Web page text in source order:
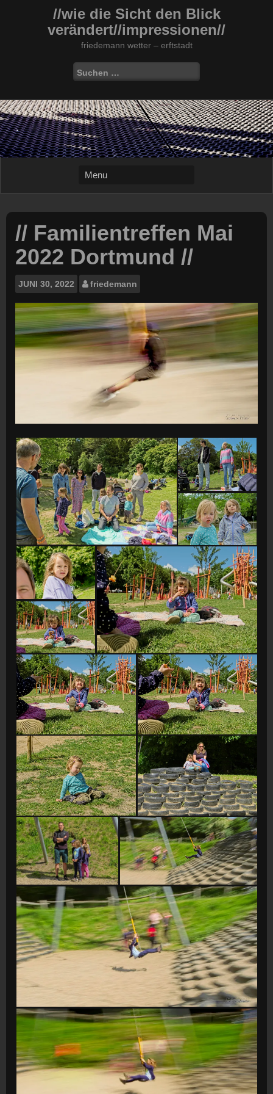
//wie die Sicht den Blick
verändert//impressionen//
friedemann wetter – erftstadt
Suchen
nach:
// Familientreffen Mai
2022 Dortmund //
JUNI 30, 2022 friedemann